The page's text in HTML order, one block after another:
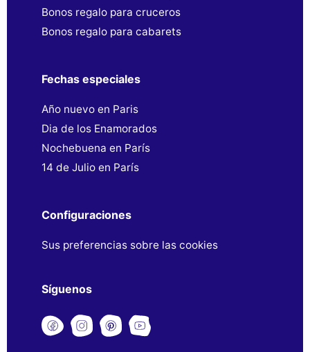
Bonos regalo para cruceros
Bonos regalo para cabarets
Fechas especiales
Año nuevo en Paris
Dia de los Enamorados
Nochebuena en París
14 de Julio en París
Configuraciones
Sus preferencias sobre las cookies
Síguenos